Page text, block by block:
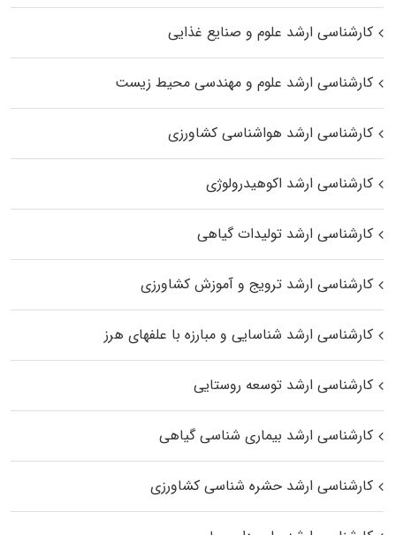
کارشناسی ارشد علوم و صنایع غذایی
کارشناسی ارشد علوم و مهندسی محیط زیست
کارشناسی ارشد هواشناسی کشاورزی
کارشناسی ارشد اکوهیدرولوژی
کارشناسی ارشد تولیدات گیاهی
کارشناسی ارشد ترویج و آموزش کشاورزی
کارشناسی ارشد شناسایی و مبارزه با علفهای هرز
کارشناسی ارشد توسعه روستایی
کارشناسی ارشد بیماری‌ شناسی گیاهی
کارشناسی ارشد حشره‌ شناسی کشاورزی